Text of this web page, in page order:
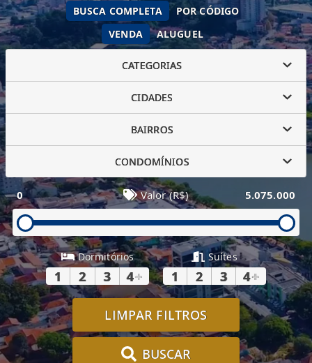
VENDA ALUGUEL
BUSCA COMPLETA POR CÓDIGO
CATEGORIAS
CIDADES
BAIRROS
CONDOMÍNIOS
0 Valor (R$) 5.075.000
Dormitórios
1 2 3 4+
Suítes
1 2 3 4+
LIMPAR FILTROS
BUSCAR